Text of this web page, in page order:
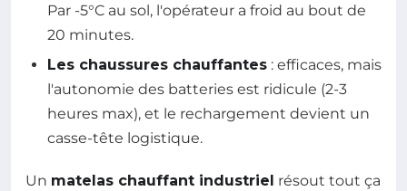
Par -5°C au sol, l'opérateur a froid au bout de
20 minutes.
Les chaussures chauffantes : efficaces, mais
l'autonomie des batteries est ridicule (2-3
heures max), et le rechargement devient un
casse-tête logistique.
Un matelas chauffant industriel résout tout ça